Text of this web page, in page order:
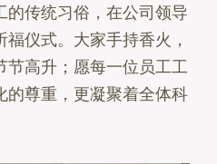
传统习俗，在公司领导
仪式。大家手持香火，
高升；愿每一位员工工
的尊重，更凝聚着全体科